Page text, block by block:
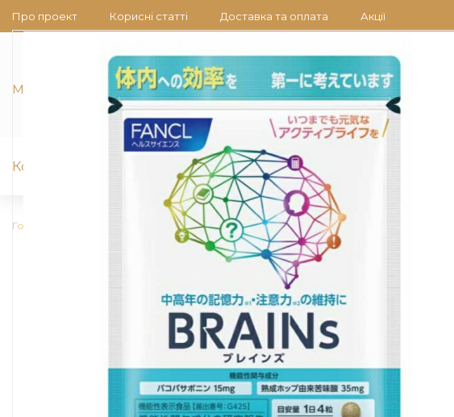
Про проект Корисні статті Доставка та оплата Акції
Ми на зв'язку
Колаген японський Японська косметика для обличчя
Головна Японські харчові добавки, БАДи, вітаміни BRAINs FANCL для живлення